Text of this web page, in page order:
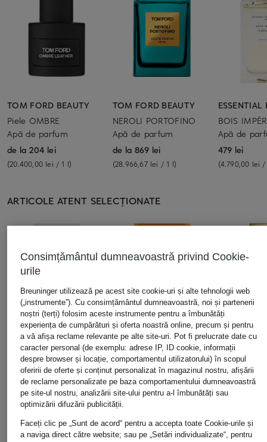
TOM FORD BEAUTY
Piele OMBRE
Apă de parfum
de la 204 lei
(20.400,00 lei / 1 l)
TOM FORD BEAUTY
NEROLI PORTOFINO
Apă de parfum
de la 869 lei
(28.966,67 lei / 1 l)
ESSENTIAL
BOIS
Apă de
479 lei
(4.790,00 lei /
ARTICOLE ATENT SELECȚIONATE
TOM FORD BEAUTY
SOLEIL BLANC
Apă de parfum
de la 869 lei
(28.966,67 lei / 1 l)
TOM FORD BEAUTY
Piersică amară
Apă de parfum
1.879 lei
(37.580,00 lei / 1 l)
Maison
Kurkdjian
BACCARAT
de la 869 lei
(24.828,57 lei
Consimțământul dumneavoastră privind Cookie-
urile
Breuninger utilizează pe acest site cookie-uri și alte tehnologii web
(„instrumente”). Cu consimțământul dumneavoastră, noi și partenerii
noștri (terți) folosim aceste instrumente pentru a îmbunătăți
experiența de cumpărături și oferta noastră online, precum și pentru
a vă afișa reclame relevante pe alte site-uri. Pot fi prelucrate date cu
caracter personal (de exemplu: adrese IP, ID cookie, informații
despre browser și locație, comportamentul utilizatorului) în scopul
oferirii de oferte și conținut personalizat în magazinul nostru, afișării
de reclame personalizate pe baza comportamentului dumneavoastră
pe site-ul nostru, analizării site-ului pentru a-l îmbunătăți sau
optimizării difuzării publicității.
Faceți clic pe „Sunt de acord“ pentru a accepta toate Cookie-urile și
a naviga direct către website; sau pe „Setări individualizate“, pentru